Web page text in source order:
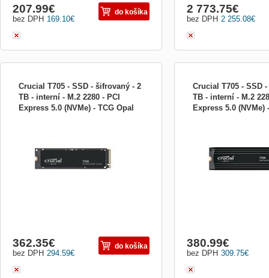
169.10€
bez DPH
207.99€ do košíka
2 255.08€
bez DPH
2 773.75€
Crucial T705 - SSD - šifrovaný - 2
TB - interní - M.2 2280 - PCI
Express 5.0 (NVMe) - TCG Opal
Encryption 2.01
294.59€
bez DPH
362.35€ do košíka
Crucial T705 - SSD
TB - interní - M.2
Express 5.0 (NVMe)
- interní - M.2 2280 - PCI
(NVMe) - TCG Opal
integrovaný chladič
309.75€
bez DPH
380.99€